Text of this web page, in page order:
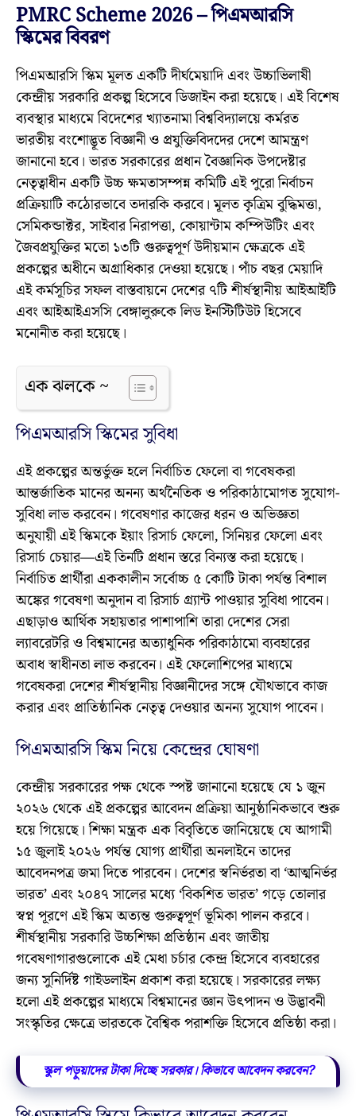
PMRC Scheme 2026 – পিএমআরসি
স্কিমের বিবরণ
পিএমআরসি স্কিম মূলত একটি দীর্ঘমেয়াদি এবং উচ্চাভিলাষী
কেন্দ্রীয় সরকারি প্রকল্প হিসেবে ডিজাইন করা হয়েছে। এই বিশেষ
ব্যবস্থার মাধ্যমে বিদেশের খ্যাতনামা বিশ্ববিদ্যালয়ে কর্মরত
ভারতীয় বংশোদ্ভূত বিজ্ঞানী ও প্রযুক্তিবিদদের দেশে আমন্ত্রণ
জানানো হবে। ভারত সরকারের প্রধান বৈজ্ঞানিক উপদেষ্টার
নেতৃত্বাধীন একটি উচ্চ ক্ষমতাসম্পন্ন কমিটি এই পুরো নির্বাচন
প্রক্রিয়াটি কঠোরভাবে তদারকি করবে। মূলত কৃত্রিম বুদ্ধিমত্তা,
সেমিকন্ডাক্টর, সাইবার নিরাপত্তা, কোয়ান্টাম কম্পিউটিং এবং
জৈবপ্রযুক্তির মতো ১৩টি গুরুত্বপূর্ণ উদীয়মান ক্ষেত্রকে এই
প্রকল্পের অধীনে অগ্রাধিকার দেওয়া হয়েছে। পাঁচ বছর মেয়াদি
এই কর্মসূচির সফল বাস্তবায়নে দেশের ৭টি শীর্ষস্থানীয় আইআইটি
এবং আইআইএসসি বেঙ্গালুরুকে লিড ইনস্টিটিউট হিসেবে
মনোনীত করা হয়েছে।
এক ঝলকে ~
পিএমআরসি স্কিমের সুবিধা
এই প্রকল্পের অন্তর্ভুক্ত হলে নির্বাচিত ফেলো বা গবেষকরা
আন্তর্জাতিক মানের অনন্য অর্থনৈতিক ও পরিকাঠামোগত সুযোগ-
সুবিধা লাভ করবেন। গবেষণার কাজের ধরন ও অভিজ্ঞতা
অনুযায়ী এই স্কিমকে ইয়াং রিসার্চ ফেলো, সিনিয়র ফেলো এবং
রিসার্চ চেয়ার—এই তিনটি প্রধান স্তরে বিন্যস্ত করা হয়েছে।
নির্বাচিত প্রার্থীরা এককালীন সর্বোচ্চ ৫ কোটি টাকা পর্যন্ত বিশাল
অঙ্কের গবেষণা অনুদান বা রিসার্চ গ্র্যান্ট পাওয়ার সুবিধা পাবেন।
এছাড়াও আর্থিক সহায়তার পাশাপাশি তারা দেশের সেরা
ল্যাবরেটরি ও বিশ্বমানের অত্যাধুনিক পরিকাঠামো ব্যবহারের
অবাধ স্বাধীনতা লাভ করবেন। এই ফেলোশিপের মাধ্যমে
গবেষকরা দেশের শীর্ষস্থানীয় বিজ্ঞানীদের সঙ্গে যৌথভাবে কাজ
করার এবং প্রাতিষ্ঠানিক নেতৃত্ব দেওয়ার অনন্য সুযোগ পাবেন।
পিএমআরসি স্কিম নিয়ে কেন্দ্রের ঘোষণা
কেন্দ্রীয় সরকারের পক্ষ থেকে স্পষ্ট জানানো হয়েছে যে ১ জুন
২০২৬ থেকে এই প্রকল্পের আবেদন প্রক্রিয়া আনুষ্ঠানিকভাবে শুরু
হয়ে গিয়েছে। শিক্ষা মন্ত্রক এক বিবৃতিতে জানিয়েছে যে আগামী
১৫ জুলাই ২০২৬ পর্যন্ত যোগ্য প্রার্থীরা অনলাইনে তাদের
আবেদনপত্র জমা দিতে পারবেন। দেশের স্বনির্ভরতা বা ‘আত্মনির্ভর
ভারত’ এবং ২০৪৭ সালের মধ্যে ‘বিকশিত ভারত’ গড়ে তোলার
স্বপ্ন পূরণে এই স্কিম অত্যন্ত গুরুত্বপূর্ণ ভূমিকা পালন করবে।
শীর্ষস্থানীয় সরকারি উচ্চশিক্ষা প্রতিষ্ঠান এবং জাতীয়
গবেষণাগারগুলোকে এই মেধা চর্চার কেন্দ্র হিসেবে ব্যবহারের
জন্য সুনির্দিষ্ট গাইডলাইন প্রকাশ করা হয়েছে। সরকারের লক্ষ্য
হলো এই প্রকল্পের মাধ্যমে বিশ্বমানের জ্ঞান উৎপাদন ও উদ্ভাবনী
সংস্কৃতির ক্ষেত্রে ভারতকে বৈশ্বিক পরাশক্তি হিসেবে প্রতিষ্ঠা করা।
স্কুল পড়ুয়াদের টাকা দিচ্ছে সরকার। কিভাবে আবেদন করবেন?